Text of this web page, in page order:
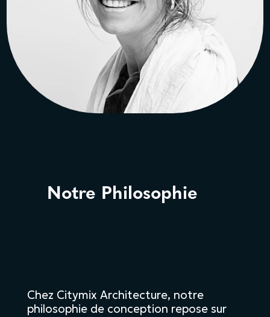
Ophélie STEVANT
Architecte diplômée
à l’ENSAPL, Lille
Notre Philosophie
Chez Citymix Architecture, notre
philosophie de conception repose sur